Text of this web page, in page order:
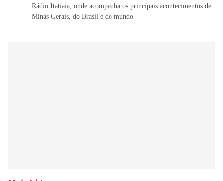
Rádio Itatiaia, onde acompanha os principais acontecimentos de
Minas Gerais, do Brasil e do mundo